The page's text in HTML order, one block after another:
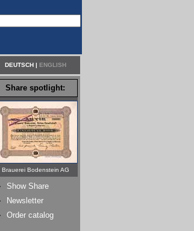
DEUTSCH| ENGLISH
Share spotlight:
Brauerei Bodenstein AG
Show Share
Newsletter
Order catalog